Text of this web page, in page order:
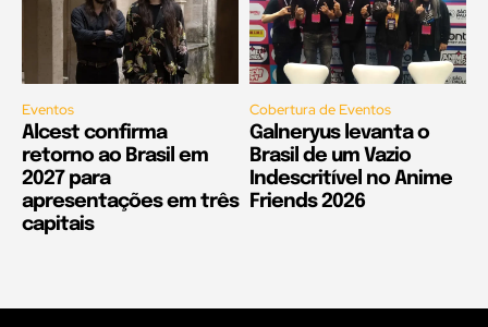
Eventos
Alcest confirma
retorno ao Brasil em
2027 para
apresentações em três
capitais
Cobertura de Eventos
Galneryus levanta o
Brasil de um Vazio
Indescritível no Anime
Friends 2026